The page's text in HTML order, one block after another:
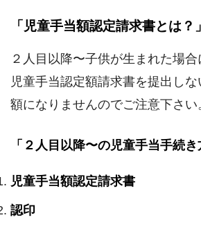
「児童手当額認定請求書とは？」
２人目以降〜子供が生まれた場
児童手当認定額請求書を提出し
額になりませんのでご注意下さい
「２人目以降〜の児童手当手続き
児童手当額認定請求書
認印